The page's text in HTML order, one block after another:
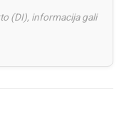
(DI), informacija gali